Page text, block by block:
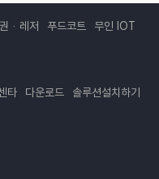
ᆞ레저 푸드코트
무인 IOT
타 다운로드
솔루션설치하기